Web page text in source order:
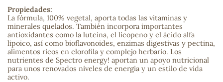
Propiedades:
La fórmula, 100% vegetal, aporta todas las vitaminas y
minerales quelados. También incorpora importantes
antioxidantes como la luteína, el licopeno y el ácido alfa
lipoico, así como bioflavonoides, enzimas digestivas y pectina,
alimentos ricos en clorofila y complejo herbario. Los
nutrientes de Spectro energy! aportan un apoyo nutricional
para unos renovados niveles de energia y un estilo de vida
activo.